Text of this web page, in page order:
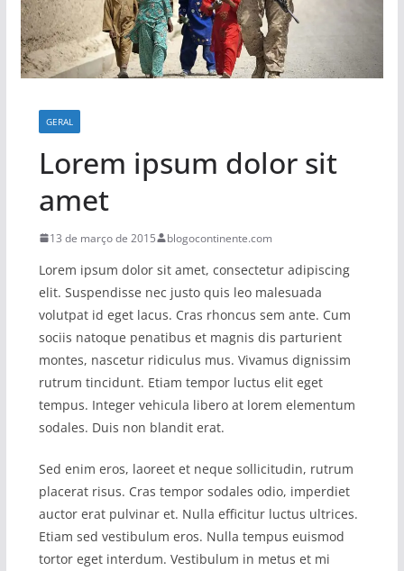
GERAL
Lorem ipsum dolor sit
amet
13 de março de 2015 blogocontinente.com
Lorem ipsum dolor sit amet, consectetur adipiscing
elit. Suspendisse nec justo quis leo malesuada
volutpat id eget lacus. Cras rhoncus sem ante. Cum
sociis natoque penatibus et magnis dis parturient
montes, nascetur ridiculus mus. Vivamus dignissim
rutrum tincidunt. Etiam tempor luctus elit eget
tempus. Integer vehicula libero at lorem elementum
sodales. Duis non blandit erat.
Sed enim eros, laoreet et neque sollicitudin, rutrum
placerat risus. Cras tempor sodales odio, imperdiet
auctor erat pulvinar et. Nulla efficitur luctus ultrices.
Etiam sed vestibulum eros. Nulla tempus euismod
tortor eget interdum. Vestibulum in metus et mi